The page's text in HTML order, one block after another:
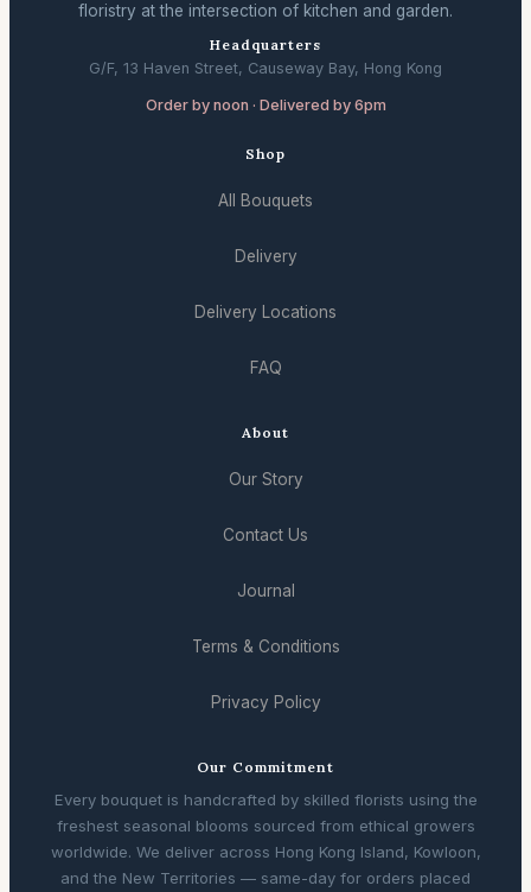
floristry at the intersection of kitchen and garden.
Headquarters
G/F, 13 Haven Street, Causeway Bay, Hong Kong
Order by noon · Delivered by 6pm
Shop
All Bouquets
Delivery
Delivery Locations
FAQ
About
Our Story
Contact Us
Journal
Terms & Conditions
Privacy Policy
Our Commitment
Every bouquet is handcrafted by skilled florists using the
freshest seasonal blooms sourced from ethical growers
worldwide. We deliver across Hong Kong Island, Kowloon,
and the New Territories — same-day for orders placed